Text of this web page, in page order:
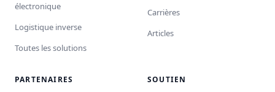
électronique
Logistique inverse
Toutes les solutions
Carrières
Articles
PARTENAIRES SOUTIEN